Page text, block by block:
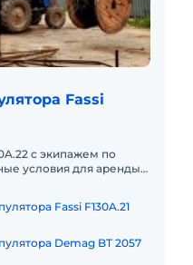
Fassi
с экипажем по
условия для аренды
Fassi F130A.21
Demag BT 2057